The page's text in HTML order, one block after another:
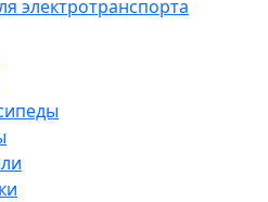
электротранспорта